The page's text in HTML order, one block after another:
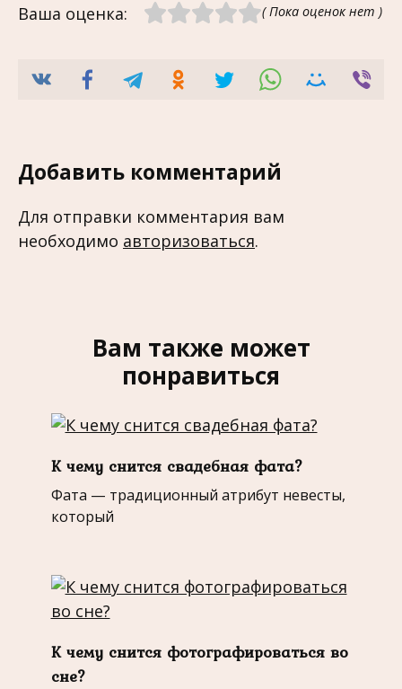
Ваша оценка: ( Пока оценок нет )
Добавить комментарий
Для отправки комментария вам
необходимо авторизоваться.
Вам также может
понравиться
К чему снится свадебная фата?
Фата — традиционный атрибут невесты,
который
К чему снится фотографироваться во
сне?